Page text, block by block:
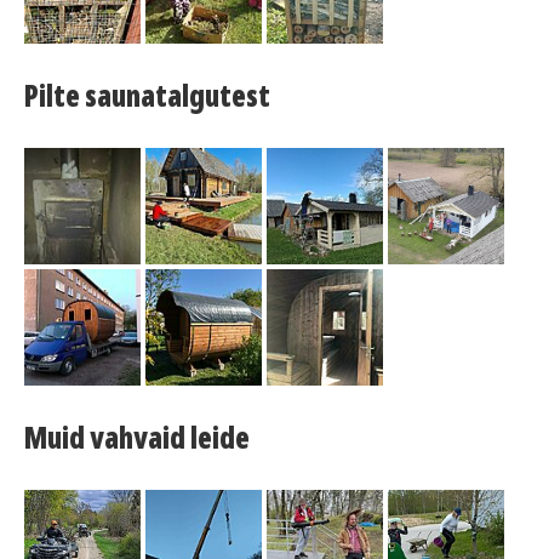
Pilte saunatalgutest
Muid vahvaid leide